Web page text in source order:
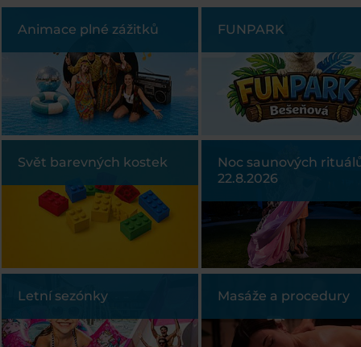
Animace plné zážitků FUNPARK
Svět barevných kostek
Noc saunových
22.8.2026
Letní sezónky Masáže a procedury